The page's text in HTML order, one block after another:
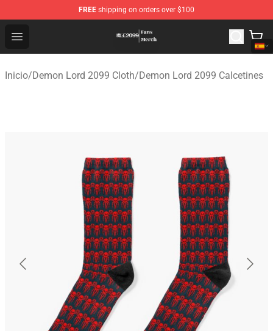
FREE shipping on orders over $100
Open menu
Demon Lord 2099 Store - Official Demon Lord 2099
Inicio/Demon Lord 2099 Cloth/Demon Lord 2099 Calcetines